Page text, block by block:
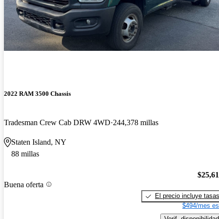
2022 RAM 3500 Chassis
Tradesman Crew Cab DRW 4WD 244,378 millas
Staten Island, NY
88 millas
Buena oferta
El precio incluye tasas
$494/mes